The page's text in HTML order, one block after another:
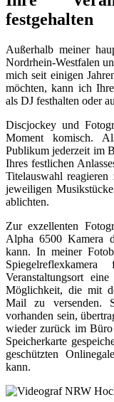
festgehalten
Außerhalb meiner
Nordrhein-Westfalen
mich seit einigen
möchten, kann ich
als DJ festhalten oder
Discjockey und
Moment komisch.
Publikum jederzeit im
Ihres festlichen
Titelauswahl
jeweiligen
ablichten.
Zur exzellenten
Alpha 6500 Kamera
kann. In meiner
Veranstaltungsort
Möglichkeit, die mit
Mail zu versenden.
vorhanden sein,
wieder zurück im
Speicherkarte
geschützten
kann.